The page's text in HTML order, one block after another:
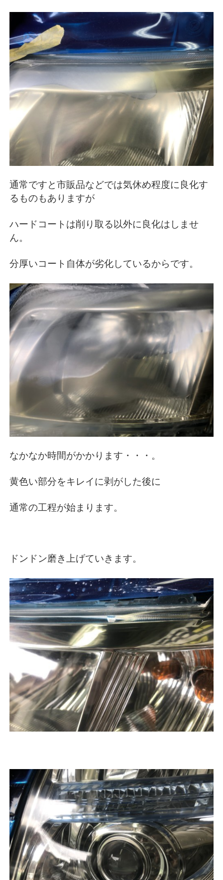
通常ですと市販品などでは気休め程度に良化す
るものもありますが
ハードコートは削り取る以外に良化はしませ
ん。
分厚いコート自体が劣化しているからです。
なかなか時間がかかります・・・。
黄色い部分をキレイに剥がした後に
通常の工程が始まります。
ドンドン磨き上げていきます。